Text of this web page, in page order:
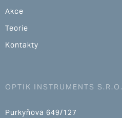
Akce
Teorie
Kontakty
OPTIK INSTRUMENTS S.R.O.
Purkyňova 649/127